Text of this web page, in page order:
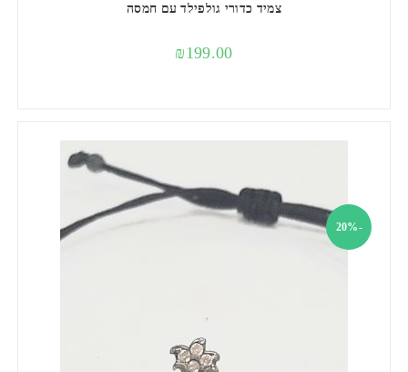
צמיד כדורי גולפילד עם חמסה
₪199.00
-20%